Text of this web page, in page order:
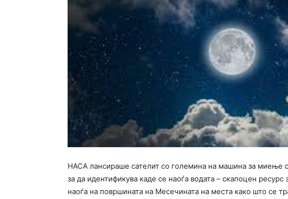
НАСА лансираше сателит со големина на машина за миење
за да идентификува каде се наоѓа водата – скапоцен
наоѓа на површината на Месечината на места како што се